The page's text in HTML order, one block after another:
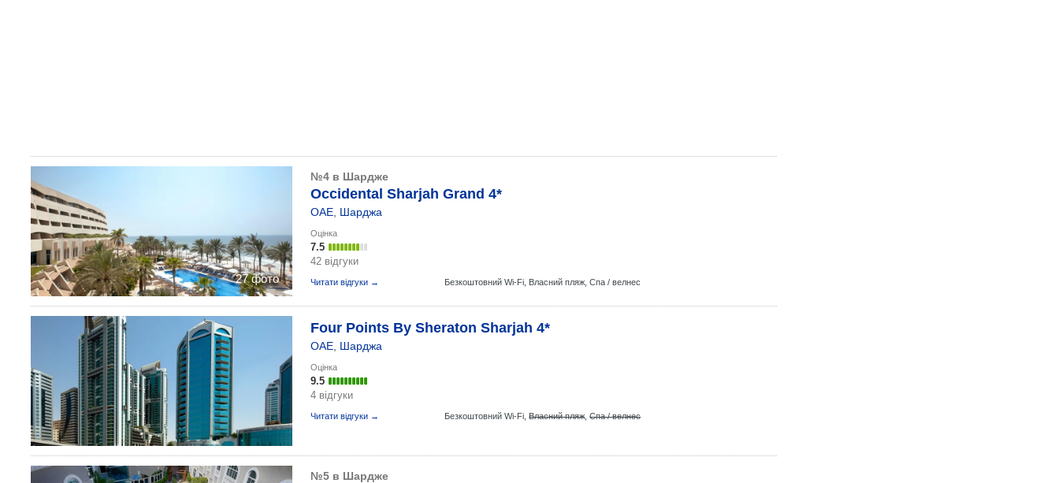
27 фото
№4 в Шардже
Occidental Sharjah Grand 4*
ОАЕ, Шарджа
Оцінка
7.5
42 відгуки
Читати відгуки → Безкоштовний Wi-Fi, Власний пляж, Спа / велнес
Four Points By Sheraton Sharjah 4*
ОАЕ, Шарджа
Оцінка
9.5
4 відгуки
Читати відгуки → Безкоштовний Wi-Fi, Власний пляж, Спа / велнес
№5 в Шардже